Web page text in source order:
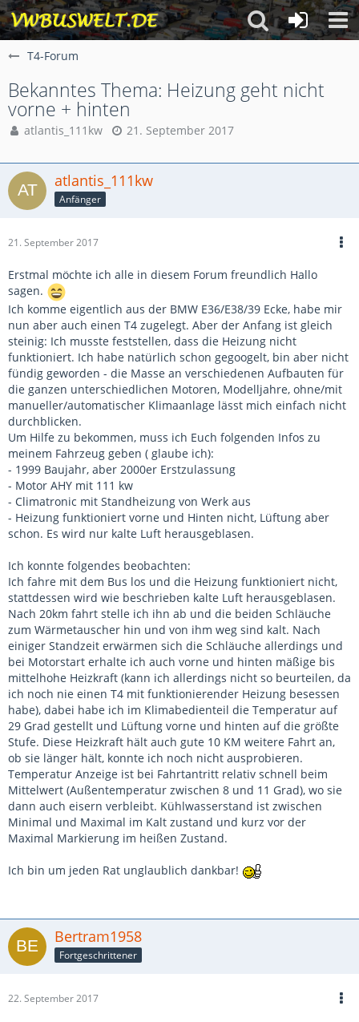
T4-Forum
Bekanntes Thema: Heizung geht nicht
vorne + hinten
atlantis_111kw 21. September 2017
atlantis_111kw
Anfänger
21. September 2017
Erstmal möchte ich alle in diesem Forum freundlich Hallo
sagen.
Ich komme eigentlich aus der BMW E36/E38/39 Ecke, habe mir
nun aber auch einen T4 zugelegt. Aber der Anfang ist gleich
steinig: Ich musste feststellen, dass die Heizung nicht
funktioniert. Ich habe natürlich schon gegoogelt, bin aber nicht
fündig geworden - die Masse an verschiedenen Aufbauten für
die ganzen unterschiedlichen Motoren, Modelljahre, ohne/mit
manueller/automatischer Klimaanlage lässt mich einfach nicht
durchblicken.
Um Hilfe zu bekommen, muss ich Euch folgenden Infos zu
meinem Fahrzeug geben ( glaube ich):
- 1999 Baujahr, aber 2000er Erstzulassung
- Motor AHY mit 111 kw
- Climatronic mit Standheizung von Werk aus
- Heizung funktioniert vorne und Hinten nicht, Lüftung aber
schon. Es wird nur kalte Luft herausgeblasen.
Ich konnte folgendes beobachten:
Ich fahre mit dem Bus los und die Heizung funktioniert nicht,
stattdessen wird wie beschrieben kalte Luft herausgeblasen.
Nach 20km fahrt stelle ich ihn ab und die beiden Schläuche
zum Wärmetauscher hin und von ihm weg sind kalt. Nach
einiger Standzeit erwärmen sich die Schläuche allerdings und
bei Motorstart erhalte ich auch vorne und hinten mäßige bis
mittelhohe Heizkraft (kann ich allerdings nicht so beurteilen, da
ich noch nie einen T4 mit funktionierender Heizung besessen
habe), dabei habe ich im Klimabedienteil die Temperatur auf
29 Grad gestellt und Lüftung vorne und hinten auf die größte
Stufe. Diese Heizkraft hält auch gute 10 KM weitere Fahrt an,
ob sie länger hält, konnte ich noch nicht ausprobieren.
Temperatur Anzeige ist bei Fahrtantritt relativ schnell beim
Mittelwert (Außentemperatur zwischen 8 und 11 Grad), wo sie
dann auch eisern verbleibt. Kühlwasserstand ist zwischen
Minimal und Maximal im Kalt zustand und kurz vor der
Maximal Markierung im heißen Zustand.
Ich bin um jeden Rat unglaublich dankbar!
Bertram1958
Fortgeschrittener
22. September 2017